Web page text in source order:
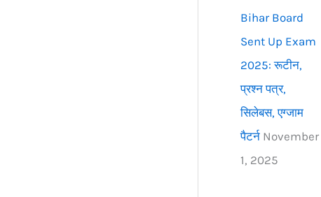
Bihar Board
Sent Up Exam
2025: रूटीन,
प्रश्न पत्र,
सिलेबस, एग्जाम
पैटर्न November
1, 2025